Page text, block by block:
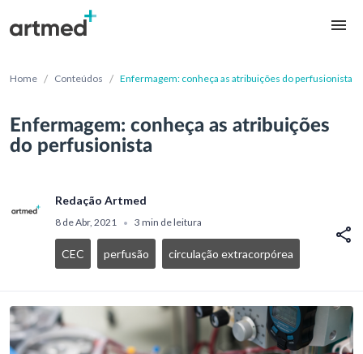
Home / Conteúdos / Enfermagem: conheça as atribuições do perfusionista
Enfermagem: conheça as atribuições
do perfusionista
Redação Artmed
8 de Abr, 2021 • 3 min de leitura
CEC perfusão circulação extracorpórea